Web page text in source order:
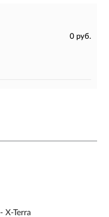
0 руб.
- X-Terra